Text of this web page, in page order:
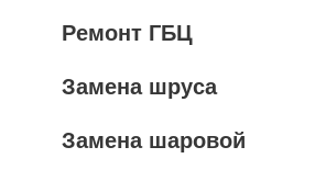
Ремонт ГБЦ
Замена шруса
Замена шаровой